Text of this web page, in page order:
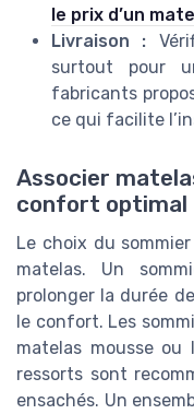
le prix d’un
Livraison :
surtout pour
fabricants
ce qui facilite
Associer
confort optimal
Le choix du
matelas. Un
prolonger la durée
le confort. Les
matelas mousse ou
ressorts sont
ensachés. Un